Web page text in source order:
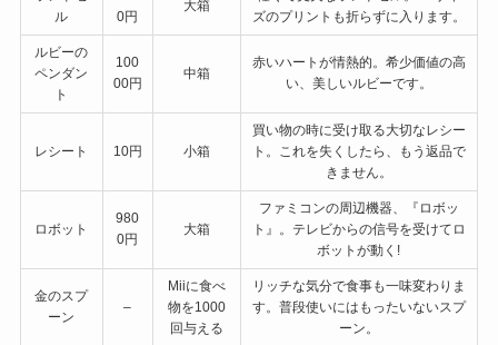
ル
0円
大箱
ズのプリントも折らずに入ります。
ルビーの
ペンダン
ト
100
00円
中箱
赤いハートが情熱的。希少価値の高
い、美しいルビーです。
レシート 10円 小箱
買い物の時に受け取る大切なレシー
ト。これを失くしたら、もう返品で
きません。
ロボット
980
0円
大箱
ファミコンの周辺機器、『ロボッ
ト』。テレビからの信号を受けてロ
ボットが動く!
金のスプ
ーン
–
Miiに食べ
物を1000
回与える
リッチな気分で食事も一味変わりま
す。普段使いにはもったいないスプ
ーン。